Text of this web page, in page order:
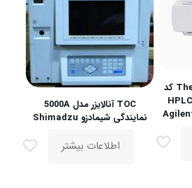
Thermostatted Column کد
G1316B کروماتوگرافی HPLC
TOC آنالایزر مدل 5000A
نمایندگی شیمادزو Shimadzu
اطلاعات بیشتر